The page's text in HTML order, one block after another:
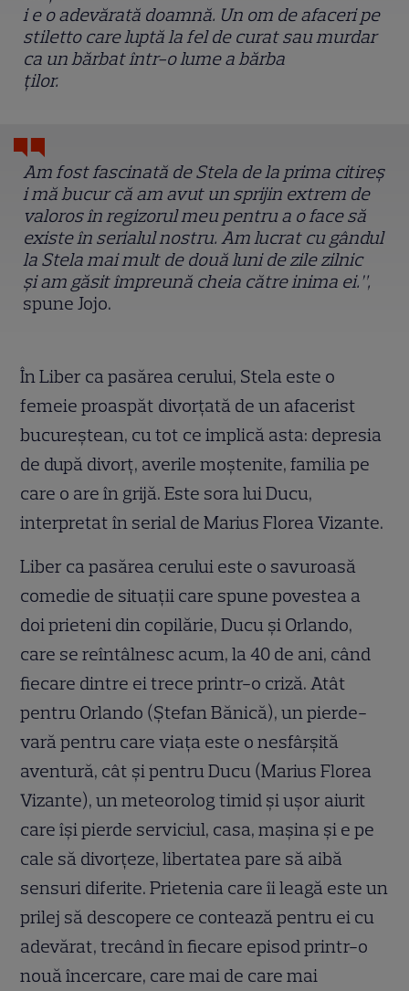
i e o adevărată doamnă. Un om de afaceri pe
stiletto care luptă la fel de curat sau murdar
ca un bărbat într-o lume a bărba
ților.
Am fost fascinată de Stela de la prima citireș
i mă bucur că am avut un sprijin extrem de
valoros în regizorul meu pentru a o face să
existe în serialul nostru. Am lucrat cu gândul
la Stela mai mult de două luni de zile zilnic
și am găsit împreună cheia către inima ei. ”,
spune Jojo.
În Liber ca pasărea cerului, Stela este o
femeie proaspăt divorțată de un afacerist
bucureștean, cu tot ce implică asta: depresia
de după divorț, averile moștenite, familia pe
care o are în grijă. Este sora lui Ducu,
interpretat în serial de Marius Florea Vizante.
Liber ca pasărea cerului este o savuroasă
comedie de situații care spune povestea a
doi prieteni din copilărie, Ducu și Orlando,
care se reîntâlnesc acum, la 40 de ani, când
fiecare dintre ei trece printr-o criză. Atât
pentru Orlando (Ștefan Bănică), un pierde-
vară pentru care viața este o nesfârșită
aventură, cât și pentru Ducu (Marius Florea
Vizante), un meteorolog timid și ușor aiurit
care își pierde serviciul, casa, mașina și e pe
cale să divorțeze, libertatea pare să aibă
sensuri diferite. Prietenia care îi leagă este un
prilej să descopere ce contează pentru ei cu
adevărat, trecând în ﬁecare episod printr-o
nouă încercare, care mai de care mai